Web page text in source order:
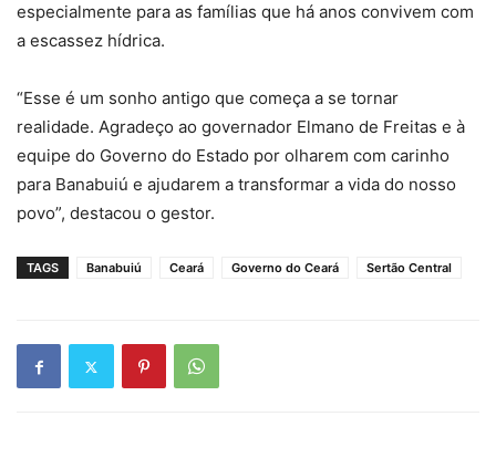
especialmente para as famílias que há anos convivem com
a escassez hídrica.
“Esse é um sonho antigo que começa a se tornar
realidade. Agradeço ao governador Elmano de Freitas e à
equipe do Governo do Estado por olharem com carinho
para Banabuiú e ajudarem a transformar a vida do nosso
povo”, destacou o gestor.
TAGS Banabuiú Ceará Governo do Ceará Sertão Central